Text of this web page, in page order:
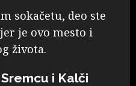
sokačetu, deo ste
je ovo mesto i
života.
i Kalči